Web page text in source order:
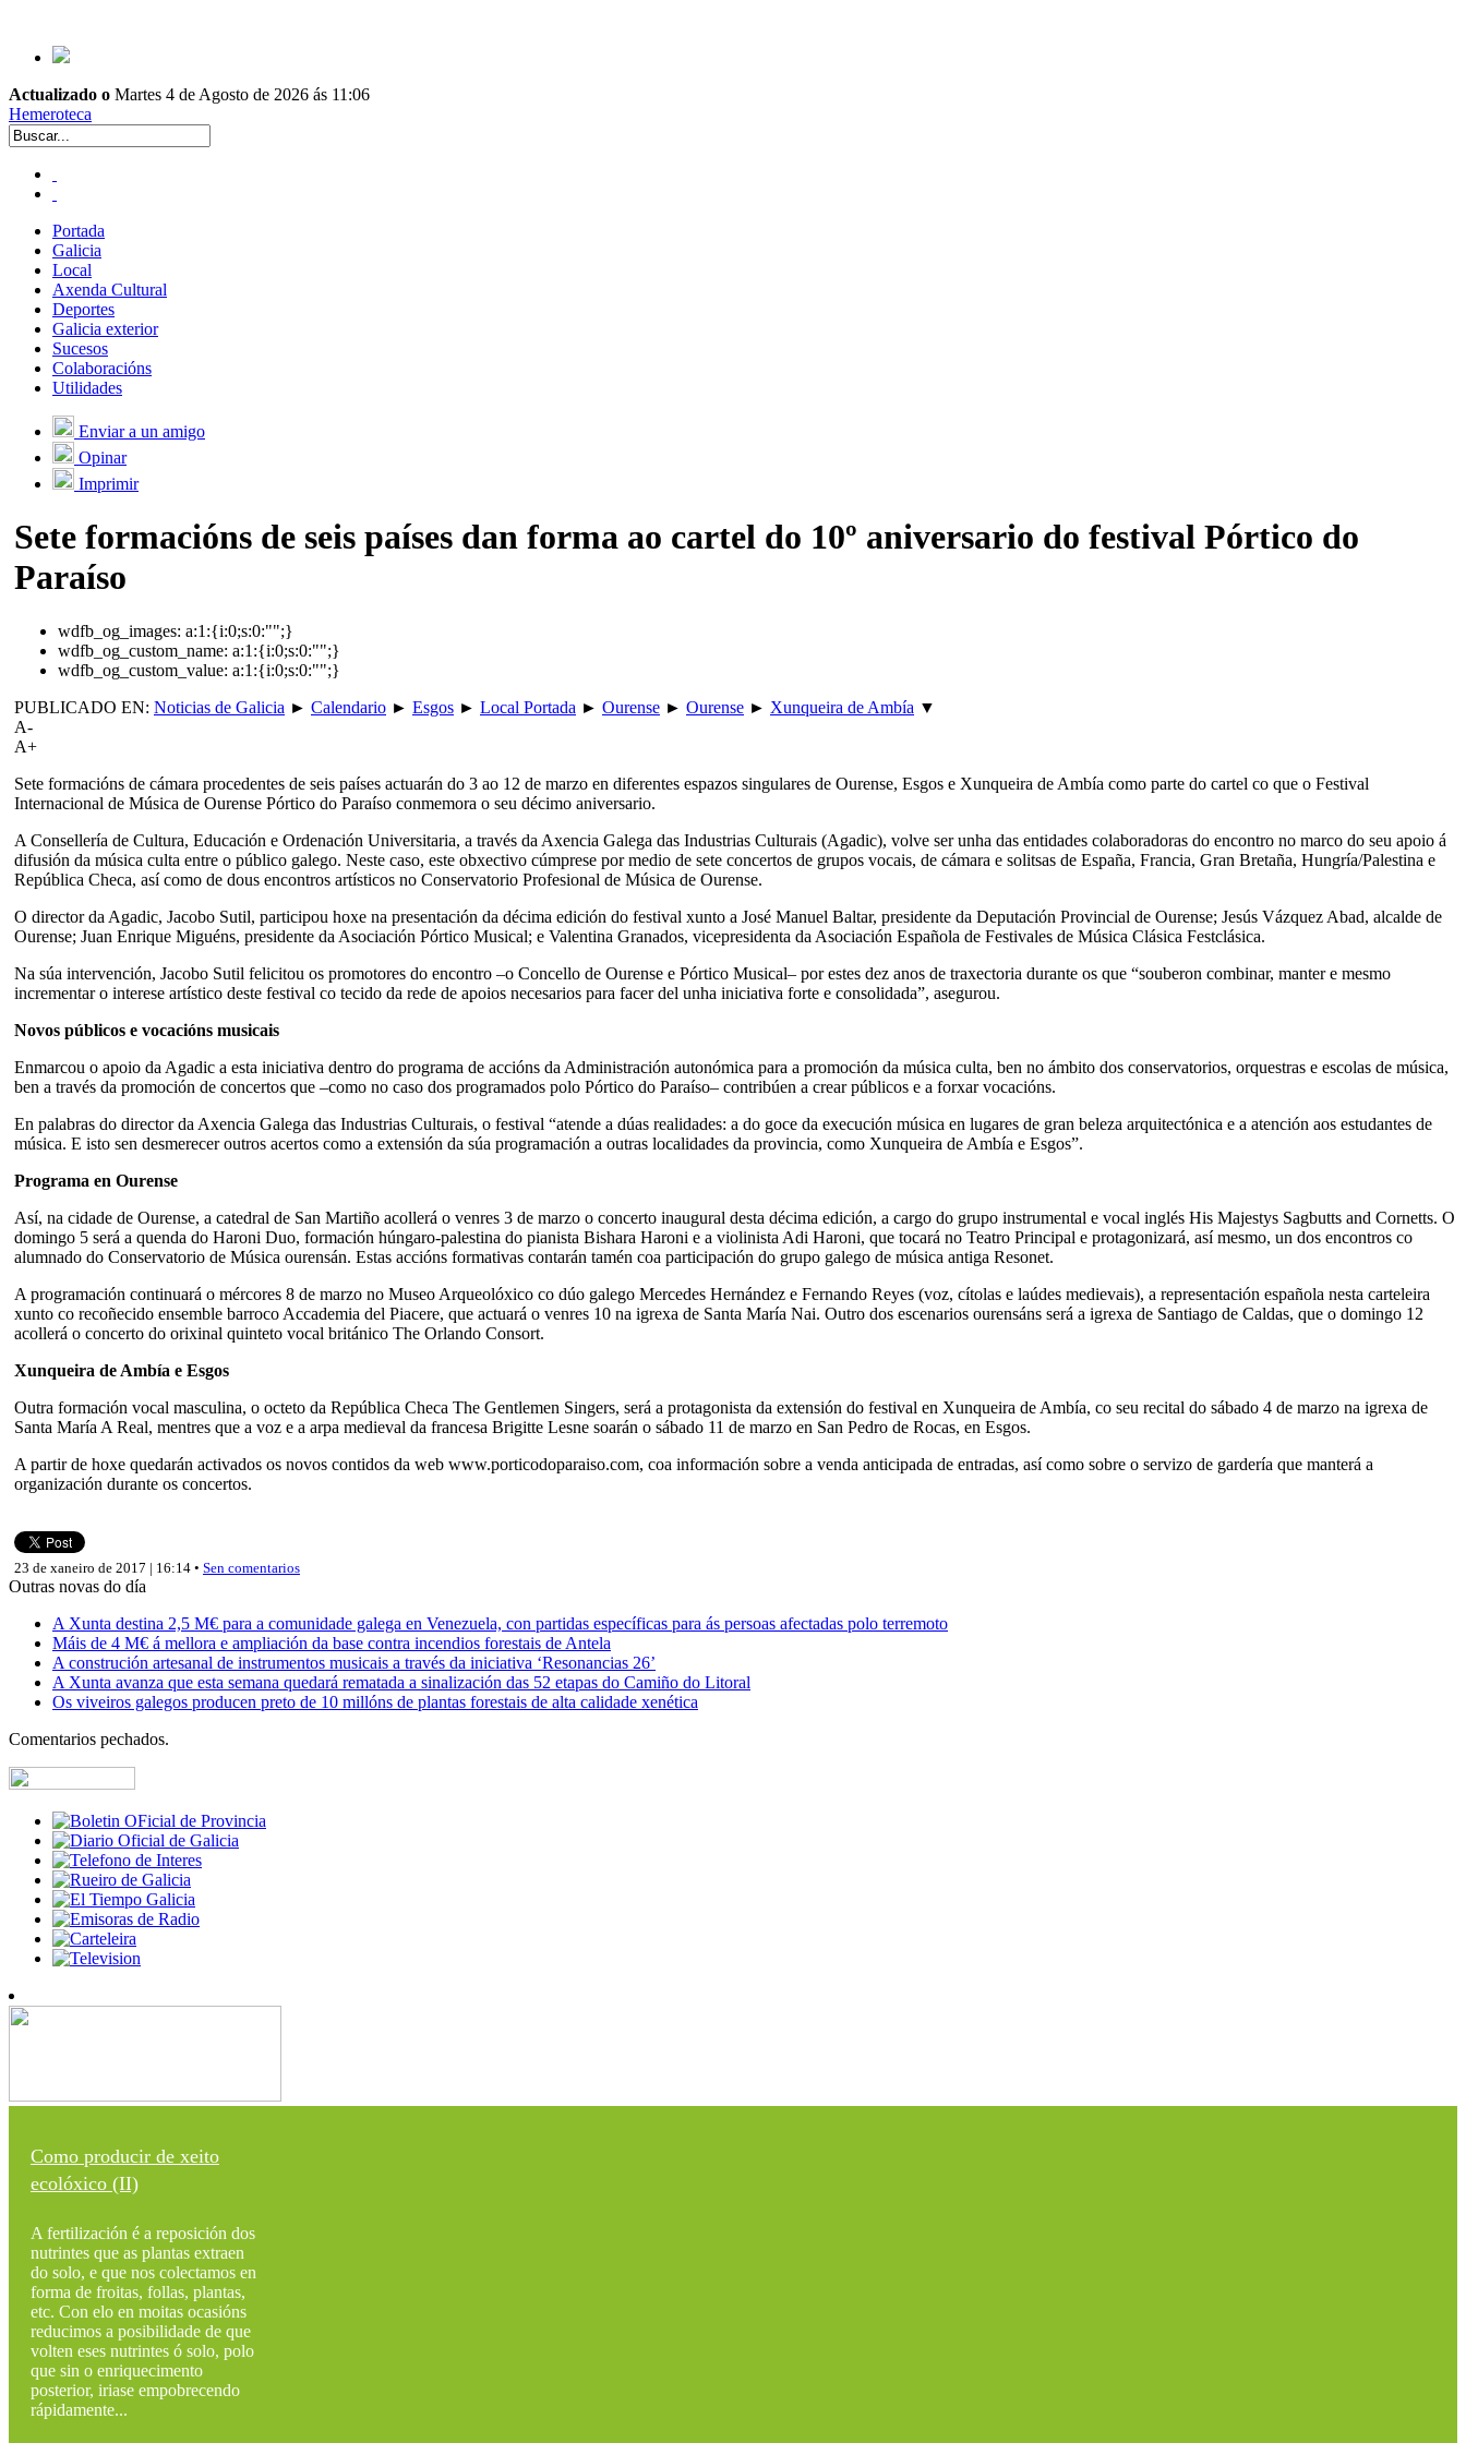
Actualizado o Martes 4 de Agosto de 2026 ás 11:06
Hemeroteca
Portada
Galicia
Local
Axenda Cultural
Deportes
Galicia exterior
Sucesos
Colaboracións
Utilidades
Enviar a un amigo
Opinar
Imprimir
Sete formacións de seis países dan forma ao cartel do 10º aniversario do festival Pórtico do
Paraíso
wdfb_og_images: a:1:{i:0;s:0:"";}
wdfb_og_custom_name: a:1:{i:0;s:0:"";}
wdfb_og_custom_value: a:1:{i:0;s:0:"";}
PUBLICADO EN: Noticias de Galicia ► Calendario ► Esgos ► Local Portada ► Ourense ► Ourense ► Xunqueira de Ambía ▼
A-
A+
Sete formacións de cámara procedentes de seis países actuarán do 3 ao 12 de marzo en diferentes espazos singulares de Ourense, Esgos e Xunqueira de Ambía como parte do cartel co que o Festival
Internacional de Música de Ourense Pórtico do Paraíso conmemora o seu décimo aniversario.
A Consellería de Cultura, Educación e Ordenación Universitaria, a través da Axencia Galega das Industrias Culturais (Agadic), volve ser unha das entidades colaboradoras do encontro no marco do seu apoio á
difusión da música culta entre o público galego. Neste caso, este obxectivo cúmprese por medio de sete concertos de grupos vocais, de cámara e solitsas de España, Francia, Gran Bretaña, Hungría/Palestina e
República Checa, así como de dous encontros artísticos no Conservatorio Profesional de Música de Ourense.
O director da Agadic, Jacobo Sutil, participou hoxe na presentación da décima edición do festival xunto a José Manuel Baltar, presidente da Deputación Provincial de Ourense; Jesús Vázquez Abad, alcalde de
Ourense; Juan Enrique Miguéns, presidente da Asociación Pórtico Musical; e Valentina Granados, vicepresidenta da Asociación Española de Festivales de Música Clásica Festclásica.
Na súa intervención, Jacobo Sutil felicitou os promotores do encontro –o Concello de Ourense e Pórtico Musical– por estes dez anos de traxectoria durante os que “souberon combinar, manter e mesmo
incrementar o interese artístico deste festival co tecido da rede de apoios necesarios para facer del unha iniciativa forte e consolidada”, asegurou.
Novos públicos e vocacións musicais
Enmarcou o apoio da Agadic a esta iniciativa dentro do programa de accións da Administración autonómica para a promoción da música culta, ben no ámbito dos conservatorios, orquestras e escolas de música,
ben a través da promoción de concertos que –como no caso dos programados polo Pórtico do Paraíso– contribúen a crear públicos e a forxar vocacións.
En palabras do director da Axencia Galega das Industrias Culturais, o festival “atende a dúas realidades: a do goce da execución música en lugares de gran beleza arquitectónica e a atención aos estudantes de
música. E isto sen desmerecer outros acertos como a extensión da súa programación a outras localidades da provincia, como Xunqueira de Ambía e Esgos”.
Programa en Ourense
Así, na cidade de Ourense, a catedral de San Martiño acollerá o venres 3 de marzo o concerto inaugural desta décima edición, a cargo do grupo instrumental e vocal inglés His Majestys Sagbutts and Cornetts. O
domingo 5 será a quenda do Haroni Duo, formación húngaro-palestina do pianista Bishara Haroni e a violinista Adi Haroni, que tocará no Teatro Principal e protagonizará, así mesmo, un dos encontros co
alumnado do Conservatorio de Música ourensán. Estas accións formativas contarán tamén coa participación do grupo galego de música antiga Resonet.
A programación continuará o mércores 8 de marzo no Museo Arqueolóxico co dúo galego Mercedes Hernández e Fernando Reyes (voz, cítolas e laúdes medievais), a representación española nesta carteleira
xunto co recoñecido ensemble barroco Accademia del Piacere, que actuará o venres 10 na igrexa de Santa María Nai. Outro dos escenarios ourensáns será a igrexa de Santiago de Caldas, que o domingo 12
acollerá o concerto do orixinal quinteto vocal británico The Orlando Consort.
Xunqueira de Ambía e Esgos
Outra formación vocal masculina, o octeto da República Checa The Gentlemen Singers, será a protagonista da extensión do festival en Xunqueira de Ambía, co seu recital do sábado 4 de marzo na igrexa de
Santa María A Real, mentres que a voz e a arpa medieval da francesa Brigitte Lesne soarán o sábado 11 de marzo en San Pedro de Rocas, en Esgos.
A partir de hoxe quedarán activados os novos contidos da web www.porticodoparaiso.com, coa información sobre a venda anticipada de entradas, así como sobre o servizo de gardería que manterá a
organización durante os concertos.
23 de xaneiro de 2017 | 16:14 • Sen comentarios
Outras novas do día
A Xunta destina 2,5 M€ para a comunidade galega en Venezuela, con partidas específicas para ás persoas afectadas polo terremoto
Máis de 4 M€ á mellora e ampliación da base contra incendios forestais de Antela
A construción artesanal de instrumentos musicais a través da iniciativa ‘Resonancias 26’
A Xunta avanza que esta semana quedará rematada a sinalización das 52 etapas do Camiño do Litoral
Os viveiros galegos producen preto de 10 millóns de plantas forestais de alta calidade xenética
Comentarios pechados.
Como producir de xeito
ecolóxico (II)
A fertilización é a reposición dos
nutrintes que as plantas extraen
do solo, e que nos colectamos en
forma de froitas, follas, plantas,
etc. Con elo en moitas ocasións
reducimos a posibilidade de que
volten eses nutrintes ó solo, polo
que sin o enriquecimento
posterior, iriase empobrecendo
rápidamente...